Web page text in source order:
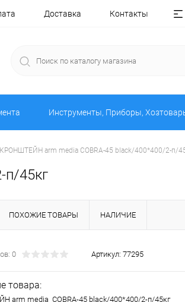
Доставка Контакты
Инструменты, Приборы,
КРОНШТЕЙН arm media COBRA-45 black/400*400/2-п/
45кг
ПОХОЖИЕ ТОВАРЫ НАЛИЧИЕ
0 Артикул: 77295
товара:
arm media COBRA-45 black/400*400/2-п/45кг